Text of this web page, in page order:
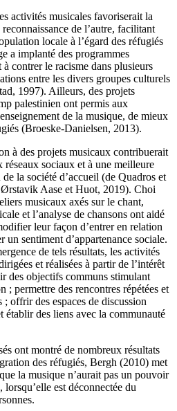
activités musicales favoriserait la
de l’autre, facilitant
locale à l’égard des réfugiés
a implanté des programmes
contrer le racisme dans plusieurs
entre les divers groupes culturels
1997). Ailleurs, des projets
palestinien ont permis aux
de la musique, de mieux
(Broeske-Danielsen, 2013).
à des projets musicaux contribuerait
sociaux et à une meilleure
la société d’accueil (de Quadros et
Aase et Huot, 2019). Choi
musicaux axés sur le chant,
et l’analyse de chansons ont aidé
leur façon d’entrer en relation
un sentiment d’appartenance sociale.
de tels résultats, les activités
et réalisées à partir de l’intérêt
des objectifs communs stimulant
; permettre des rencontres répétées et
offrir des espaces de discussion
établir des liens avec la communauté
ont montré de nombreux résultats
des réfugiés, Bergh (2010) met
la musique n’aurait pas un pouvoir
est déconnectée du